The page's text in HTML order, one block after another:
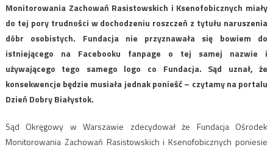
Monitorowania Zachowań Rasistowskich i Ksenofobicznych miały
do tej pory trudności w dochodzeniu roszczeń z tytułu naruszenia
dóbr osobistych. Fundacja nie przyznawała się bowiem do
istniejącego na Facebooku fanpage o tej samej nazwie i
używającego tego samego logo co Fundacja. Sąd uznał, że
konsekwencje będzie musiała jednak ponieść – czytamy na portalu
Dzień Dobry Białystok.
Sąd Okręgowy w Warszawie zdecydował że Fundacja Ośrodek
Monitorowania Zachowań Rasistowskich i Ksenofobicznych poniesie